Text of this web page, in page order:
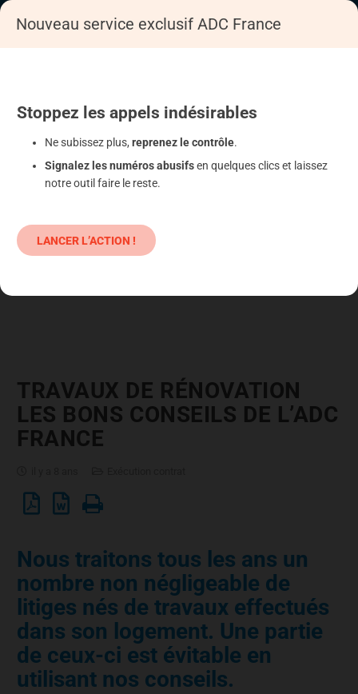
TRAVAUX DE RÉNOVATION
LES BONS CONSEILS DE L’ADC
FRANCE
Nous traitons tous les ans un
nombre non négligeable de
litiges nés de travaux effectués
dans son logement. Une partie
de ceux-ci est évitable en
utilisant nos conseils.
Nouveau service exclusif ADC France
Stoppez les appels indésirables
Ne subissez plus, reprenez le contrôle.
Signalez les numéros abusifsen quelques clics et laissez
notre outil faire le reste.
LANCER L’ACTION !